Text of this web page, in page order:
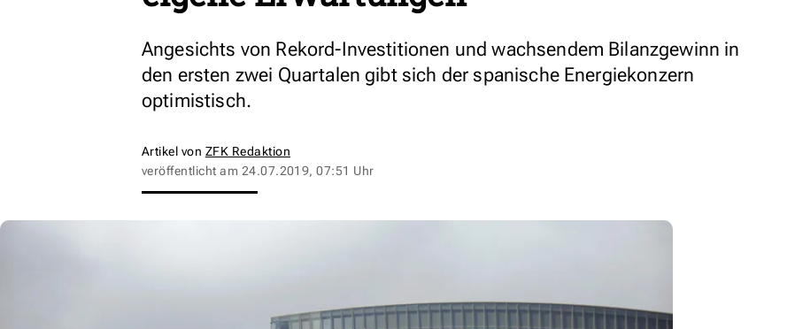
Angesichts von Rekord-Investitionen und wachsendem Bilanzgewinn in
den ersten zwei Quartalen gibt sich der spanische Energiekonzern
optimistisch.
Artikel von ZFK Redaktion
veröffentlicht am 24.07.2019, 07:51 Uhr